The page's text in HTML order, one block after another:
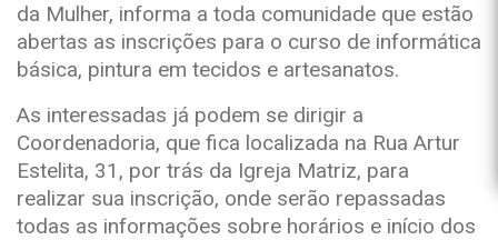
da Mulher, informa a toda comunidade que estão
abertas as inscrições para o curso de informática
básica, pintura em tecidos e artesanatos.
As interessadas já podem se dirigir a
Coordenadoria, que fica localizada na Rua Artur
Estelita, 31, por trás da Igreja Matriz, para
realizar sua inscrição, onde serão repassadas
todas as informações sobre horários e início dos